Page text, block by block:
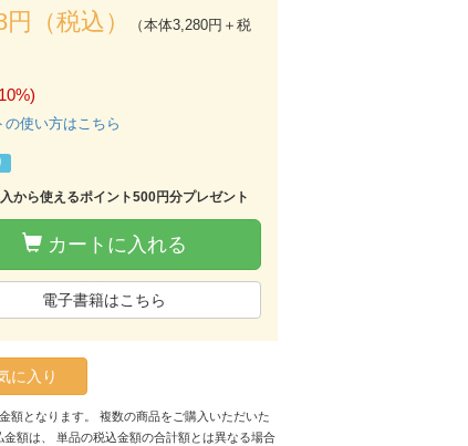
（税込）
（本体3,280円＋税
の使い方はこちら
から使えるポイント500円分プレゼント
カートに入れる
電子書籍はこちら
に入り
額となります。 複数の商品をご購入いただいた
金額は、 単品の税込金額の合計額とは異なる場合